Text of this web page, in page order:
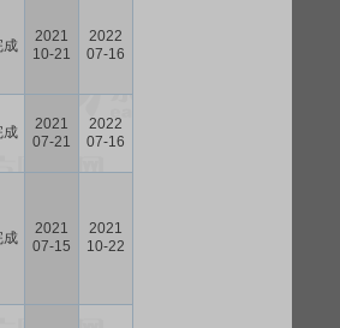
成
2021
10-21
2022
07-16
成
2021
07-21
2022
07-16
成
2021
07-15
2021
10-22